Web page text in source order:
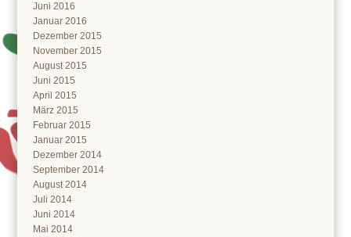
Juni 2016
Januar 2016
Dezember 2015
November 2015
August 2015
Juni 2015
April 2015
März 2015
Februar 2015
Januar 2015
Dezember 2014
September 2014
August 2014
Juli 2014
Juni 2014
Mai 2014